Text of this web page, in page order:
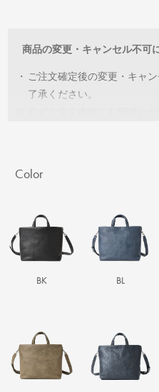
※ 交換可能な在庫がない場合
商品の変更・キャンセル不可
・
ご注文確定後の変更・キャ
了承ください。
Color
BK BL